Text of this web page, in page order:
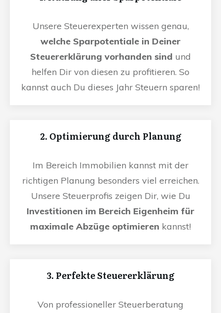
Unsere Steuerexperten wissen genau,
welche Sparpotentiale in Deiner
Steuererklärung vorhanden sind und
helfen Dir von diesen zu profitieren. So
kannst auch Du dieses Jahr Steuern sparen!
2. Optimierung durch Planung
Im Bereich Immobilien kannst mit der
richtigen Planung besonders viel erreichen.
Unsere Steuerprofis zeigen Dir, wie Du
Investitionen im Bereich Eigenheim für
maximale Abzüge optimieren kannst!
3. Perfekte Steuererklärung
Von professioneller Steuerberatung